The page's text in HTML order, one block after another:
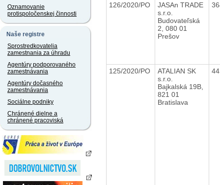
Oznamovanie
protispoločenskej činnosti
Naše registre
Sprostredkovatelia
zamestnania za úhradu
Agentúry podporovaného
zamestnávania
Agentúry dočasného
zamestnávania
Sociálne podniky
Chránené dielne a
chránené pracoviská
126/2020/PO
JASAn TRADE
s.r.o.
Budovateľská
2, 080 01
Prešov
125/2020/PO
ATALIAN SK
s.r.o.
Bajkalská 19B,
821 01
Bratislava